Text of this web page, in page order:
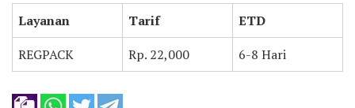
Layanan Tarif
ETD
REGPACK
Rp. 22,000 6-8 Hari